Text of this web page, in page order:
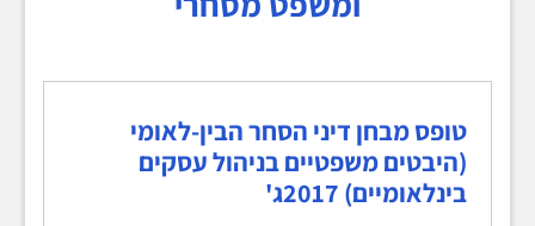
טופס מבחן דיני הסחר הבין-לאומי
(היבטים משפטיים בניהול עסקים
בינלאומיים) 2017ג'